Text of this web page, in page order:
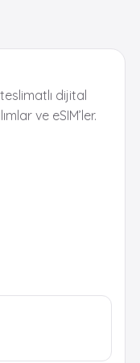
dijital
ve eSIM’ler.